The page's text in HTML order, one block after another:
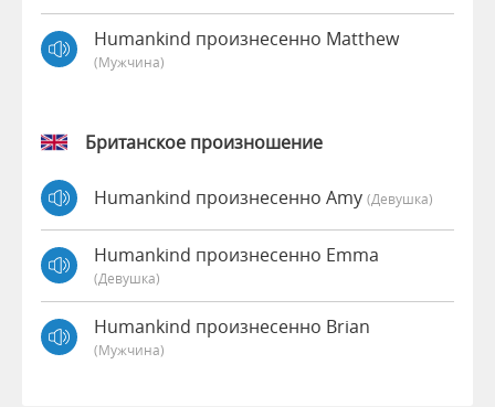
Humankind произнесенно Matthew
(мужчина)
Британское произношение
Humankind произнесенно Amy (девушка)
Humankind произнесенно Emma
(девушка)
Humankind произнесенно Brian
(мужчина)